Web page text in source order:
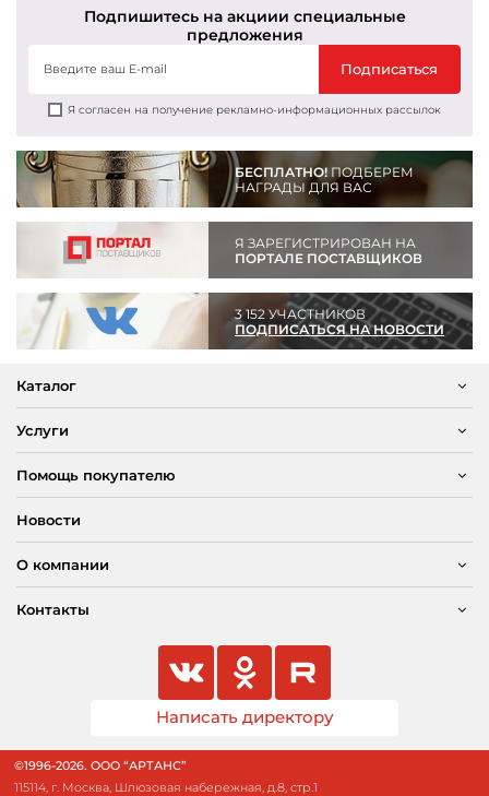
Подпишитесь на акциии специальные
предложения
Подписаться
Я согласен на получение рекламно-информационных рассылок
БЕСПЛАТНО!ПОДБЕРЕМ
НАГРАДЫ ДЛЯ ВАС
Я ЗАРЕГИСТРИРОВАН НА
ПОРТАЛЕ ПОСТАВЩИКОВ
3 152 УЧАСТНИКОВ
ПОДПИСАТЬСЯ НА НОВОСТИ
Каталог
Услуги
Помощь покупателю
Новости
О компании
Контакты
Написать директору
©1996-2026. ООО “АРТАНС”
115114, г. Москва, Шлюзовая набережная, д.8, стр.1